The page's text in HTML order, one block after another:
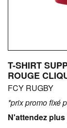
T-SHIRT
ROUGE
FCY RUGBY
*prix promo fixé
N'attendez